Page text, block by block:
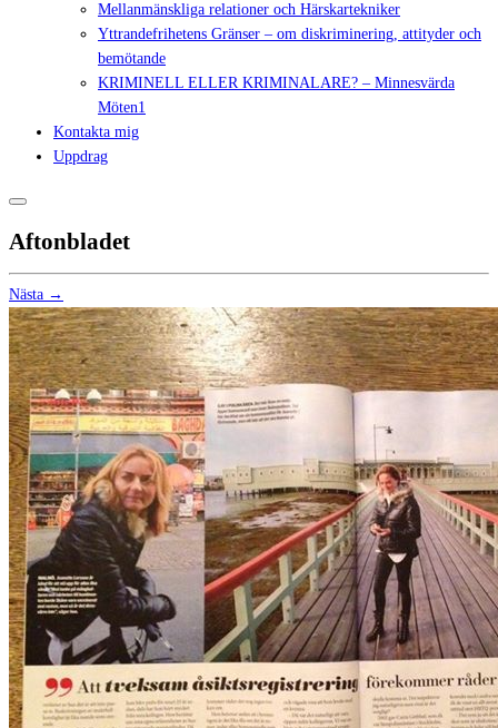
Mellanmänskliga relationer och Härskartekniker
Yttrandefrihetens Gränser – om diskriminering, attityder och
bemötande
KRIMINELL ELLER KRIMINALARE? – Minnesvärda
Möten1
Kontakta mig
Uppdrag
Aftonbladet
Nästa →